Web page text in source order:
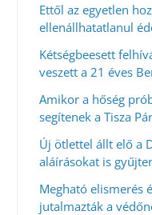
Ettől az egyetlen
ellenállhatatlanul
Kétségbeesett
veszett a 21 éves
Amikor a hőség
segítenek a Tisza
Új ötlettel állt elő a
aláírásokat is
Megható elismerés
jutalmazták a